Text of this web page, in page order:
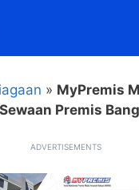
» MyPremis
Premis
ADVERTISEMENTS